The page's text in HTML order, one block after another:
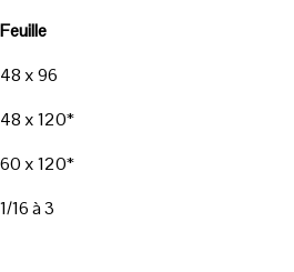
Feuille
48 x 96
48 x 120*
60 x 120*
1/16 à 3